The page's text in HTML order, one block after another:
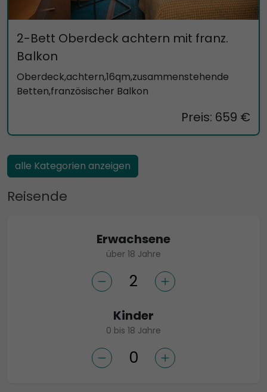
2-Bett Oberdeck achtern mit franz.
Balkon
Oberdeck,achtern,16qm,zusammenstehende
Betten,französischer Balkon
Preis: 659 €
alle Kategorien anzeigen
Reisende
Erwachsene
über 18 Jahre
Kinder
0 bis 18 Jahre